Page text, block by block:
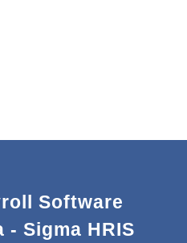
Software
- Sigma HRIS